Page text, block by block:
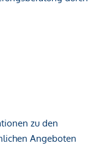
zu den
Angeboten